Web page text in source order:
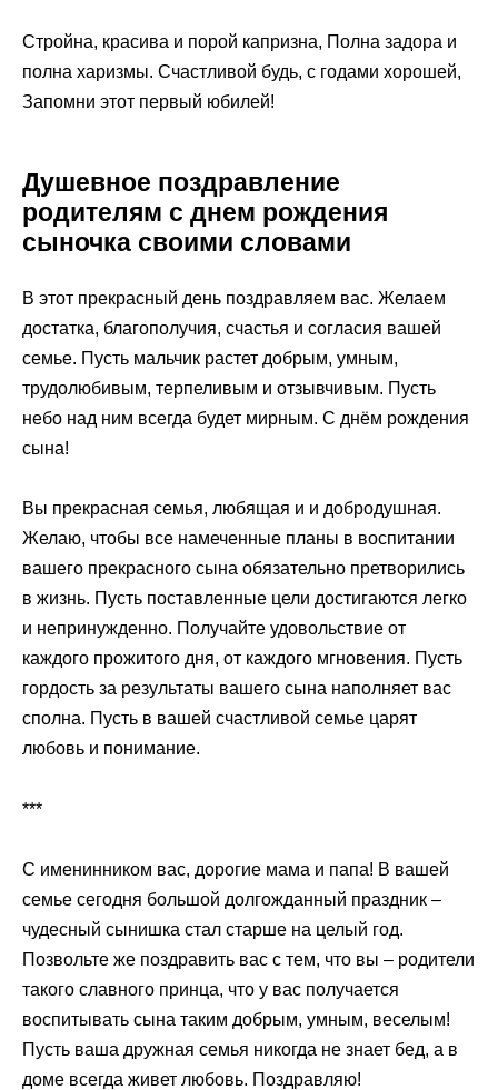
Стройна, красива и порой капризна, Полна задора и
полна харизмы. Счастливой будь, с годами хорошей,
Запомни этот первый юбилей!
Душевное поздравление
родителям с днем рождения
сыночка своими словами
В этот прекрасный день поздравляем вас. Желаем
достатка, благополучия, счастья и согласия вашей
семье. Пусть мальчик растет добрым, умным,
трудолюбивым, терпеливым и отзывчивым. Пусть
небо над ним всегда будет мирным. С днём рождения
сына!
Вы прекрасная семья, любящая и и добродушная.
Желаю, чтобы все намеченные планы в воспитании
вашего прекрасного сына обязательно претворились
в жизнь. Пусть поставленные цели достигаются легко
и непринужденно. Получайте удовольствие от
каждого прожитого дня, от каждого мгновения. Пусть
гордость за результаты вашего сына наполняет вас
сполна. Пусть в вашей счастливой семье царят
любовь и понимание.
***
С именинником вас, дорогие мама и папа! В вашей
семье сегодня большой долгожданный праздник –
чудесный сынишка стал старше на целый год.
Позвольте же поздравить вас с тем, что вы – родители
такого славного принца, что у вас получается
воспитывать сына таким добрым, умным, веселым!
Пусть ваша дружная семья никогда не знает бед, а в
доме всегда живет любовь. Поздравляю!